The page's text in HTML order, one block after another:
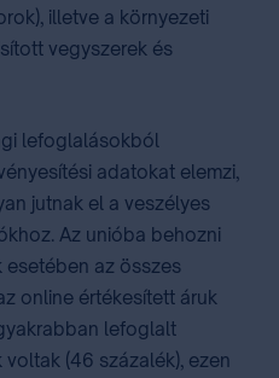
illetve a környezeti
vegyszerek és
lefoglalásokból
adatokat elemzi,
jutnak el a veszélyes
Az unióba behozni
esetében az összes
online értékesített áruk
lefoglalt
(46 százalék), ezen